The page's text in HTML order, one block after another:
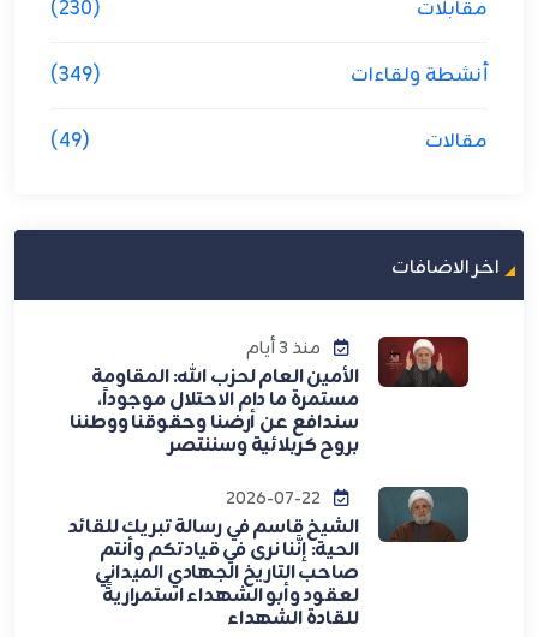
مقابلات (230)
أنشطة ولقاءات (349)
مقالات (49)
اخر الاضافات
منذ 3 أيام
الأمين العام لحزب الله: المقاومة
مستمرة ما دام الاحتلال موجوداً،
سندافع عن أرضنا وحقوقنا ووطننا
بروح كربلائية وسننتصر
الشيخ قاسم في رسالة تبريك للقائد
الحية: إنَّنا نرى في قيادتكم وأنتم
صاحب التاريخ الجهادي الميداني
لعقود وأبو الشهداء استمراريةً
للقادة الشهداء